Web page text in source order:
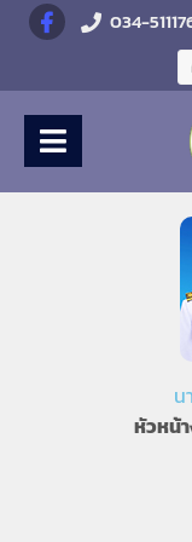
034-
น
หัวหน้